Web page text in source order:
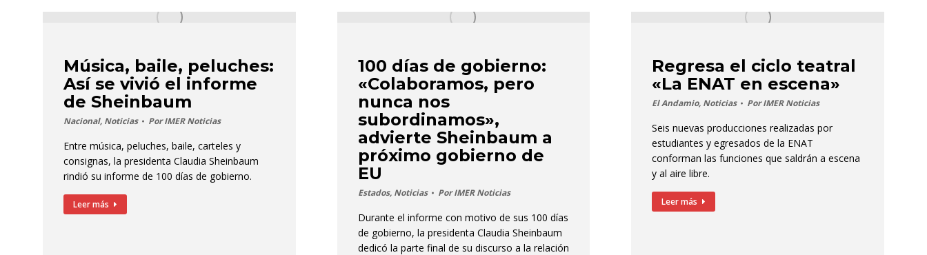
Música, baile, peluches:
Así se vivió el informe
de Sheinbaum
Nacional, Noticias PorIMER Noticias
Entre música, peluches, baile, carteles y
consignas, la presidenta Claudia Sheinbaum
rindió su informe de 100 días de gobierno.
Leer más
100 días de gobierno:
«Colaboramos, pero
nunca nos
subordinamos»,
advierte Sheinbaum a
próximo gobierno de
EU
Estados, Noticias PorIMER Noticias
Durante el informe con motivo de sus 100 días
de gobierno, la presidenta Claudia Sheinbaum
dedicó la parte final de su discurso a la relación
Regresa el ciclo teatral
«La ENAT en escena»
El Andamio, Noticias PorIMER Noticias
Seis nuevas producciones realizadas por
estudiantes y egresados de la ENAT
conforman las funciones que saldrán a escena
y al aire libre.
Leer más